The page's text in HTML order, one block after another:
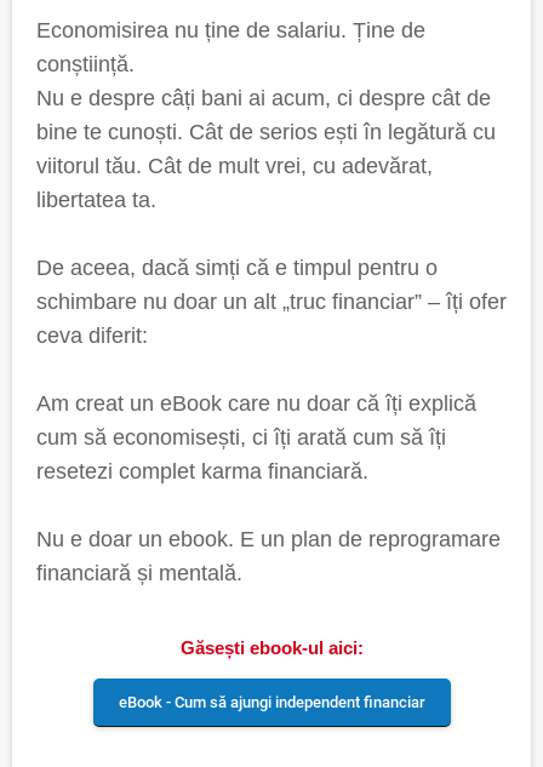
Economisirea nu ține de salariu. Ține de
conștiință.
Nu e despre câți bani ai acum, ci despre cât de
bine te cunoști. Cât de serios ești în legătură cu
viitorul tău. Cât de mult vrei, cu adevărat,
libertatea ta.
De aceea, dacă simți că e timpul pentru o
schimbare nu doar un alt „truc financiar” – îți ofer
ceva diferit:
Am creat un eBook care nu doar că îți explică
cum să economisești, ci îți arată cum să îți
resetezi complet karma financiară.
Nu e doar un ebook. E un plan de reprogramare
financiară și mentală.
Găsești ebook-ul aici:
eBook - Cum să ajungi independent financiar